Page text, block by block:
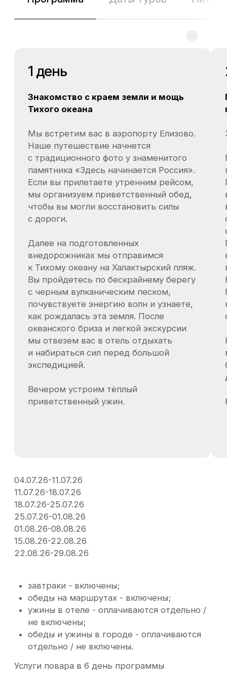
01.08.26-08.08.26
15.08.26-22.08.26
завтраки - включены;
не включены;
обеды и ужины в городе - оплачиваются
отдельно / не включены.
Услуги повара в 6 день программы
Передвигаемся мы на подготовленных для
бездорожья внедорожниках японского
производства.
аттестованный гид-проводник.
Yamaha Grizzly.
В этом путешествии мы проживаем в
экопарк-отель «Снежная Долина»
Гостиничный корпус "Аамо"
комплекс среди гор и вулканов.
На территории: открытый бассейн, каскад
горячих термальных источников, ресторан,
смотровые площадки, беседки и комфортное
размещение.
Рекомендованное оборудование на
Рюкзак
Очки солнцезащитные
Солнцезащитный крем
Tex или аналогичный мембранный материал)
Непродуваемые штаны (предпочтителен Gore-
Tex или аналогичный мембранный материал)
Комплект дождевой одежды (для комфорта в условиях
Кофта (флисовая с высоким воротом)
Термобелье (не менее 2 комплектов)
Футболки (лучше из технологичной ткани)
Нижнее белье/носки
Кепка/панама
Перчатки
Плавки/купальник и тапочки для бассейна
Треккинговые ботинки (важно! если у вас новые ботинки,
3 дней)
Гамаши
поэтому в программе предусмотрен